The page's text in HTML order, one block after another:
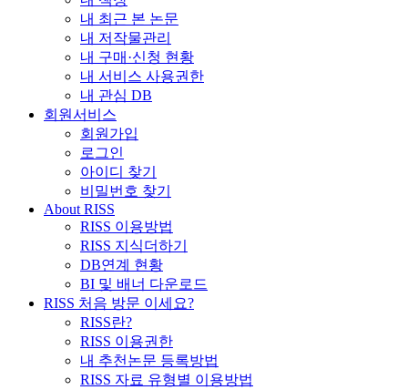
내 최근 본 논문
내 저작물관리
내 구매·신청 현황
내 서비스 사용권한
내 관심 DB
회원서비스
회원가입
로그인
아이디 찾기
비밀번호 찾기
About RISS
RISS 이용방법
RISS 지식더하기
DB연계 현황
BI 및 배너 다운로드
RISS 처음 방문 이세요?
RISS란?
RISS 이용권한
내 추천논문 등록방법
RISS 자료 유형별 이용방법